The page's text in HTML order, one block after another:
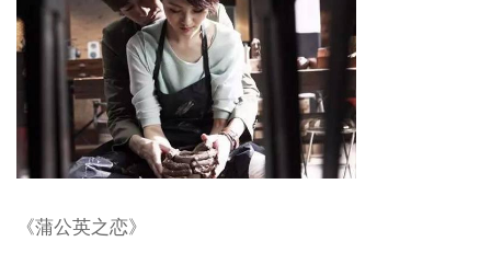
《蒲公英之恋》